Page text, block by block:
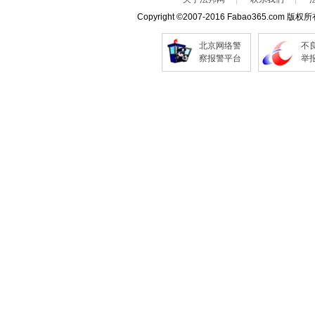
Copyright©2007-2016 Fabao365.com 版权所
北京网络警
察报警平台
不
举